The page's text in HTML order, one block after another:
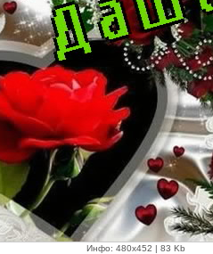
Инфо: 480х452 | 83 Kb